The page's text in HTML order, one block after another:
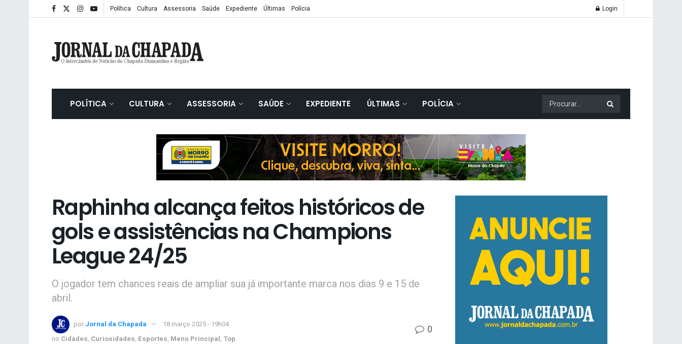
Política Cultura Assessoria Saúde Expediente Últimas Polícia Login
POLÍTICA CULTURA ASSESSORIA SAÚDE EXPEDIENTE ÚLTIMAS POLÍCIA
Raphinha alcança feitos históricos de
gols e assistências na Champions
League 24/25
O jogador tem chances reais de ampliar sua já importante marca nos dias 9 e 15 de
abril.
por Jornal da Chapada
18 março 2025 - 19h04
no Cidades, Curiosidades, Esportes, Menu Principal, Top
0